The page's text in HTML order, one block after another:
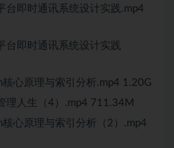
台即时通讯系统设计实践.mp4
台即时通讯系统设计实践
心原理与索引分析.mp4 1.20G
理人生（4）.mp4 711.34M
心原理与索引分析（2）.mp4